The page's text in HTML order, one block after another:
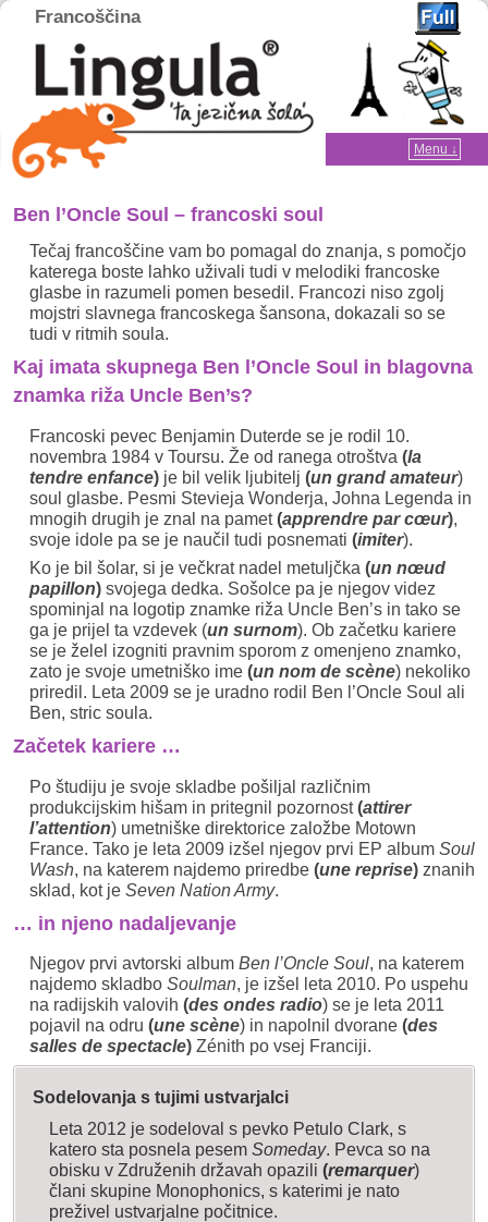
Francoščina
Home
Menu ↓
Skip to primary content
Skip to secondary content
Ben l’Oncle Soul – francoski soul
Tečaj francoščine vam bo pomagal do znanja, s pomočjo
katerega boste lahko uživali tudi v melodiki francoske
glasbe in razumeli pomen besedil. Francozi niso zgolj
mojstri slavnega francoskega šansona, dokazali so se
tudi v ritmih soula.
Kaj imata skupnega Ben l’Oncle Soul in blagovna
znamka riža Uncle Ben’s?
Francoski pevec Benjamin Duterde se je rodil 10.
novembra 1984 v Toursu. Že od ranega otroštva (la
tendre enfance) je bil velik ljubitelj (un grand amateur)
soul glasbe. Pesmi Stevieja Wonderja, Johna Legenda in
mnogih drugih je znal na pamet(apprendre par cœur),
svoje idole pa se je naučil tudi posnemati (imiter).
Ko je bil šolar, si je večkrat nadel metuljčka (un nœud
papillon) svojega dedka. Sošolce pa je njegov videz
spominjal na logotip znamke riža Uncle Ben’s in tako se
ga je prijel ta vzdevek (un surnom). Ob začetku kariere
se je želel izogniti pravnim sporom z omenjeno znamko,
zato je svoje umetniško ime (un nom de scène) nekoliko
priredil. Leta 2009 se je uradno rodil Ben l’Oncle Soul ali
Ben, stric soula.
Začetek kariere …
Po študiju je svoje skladbe pošiljal različnim
produkcijskim hišam in pritegnil pozornost(attirer
l’attention) umetniške direktorice založbe Motown
France. Tako je leta 2009 izšel njegov prvi EP album Soul
Wash, na katerem najdemo priredbe (une reprise) znanih
sklad, kot je Seven Nation Army.
… in njeno nadaljevanje
Njegov prvi avtorski album Ben l’Oncle Soul, na katerem
najdemo skladbo Soulman, je izšel leta 2010. Po uspehu
na radijskih valovih (des ondes radio) se je leta 2011
pojavil na odru (une scène) in napolnil dvorane (des
salles de spectacle) Zénith po vsej Franciji.
Sodelovanja s tujimi ustvarjalci
Leta 2012 je sodeloval s pevko Petulo Clark, s
katero sta posnela pesem Someday. Pevca so na
obisku v Združenih državah opazili (remarquer)
člani skupine Monophonics, s katerimi je nato
preživel ustvarjalne počitnice.